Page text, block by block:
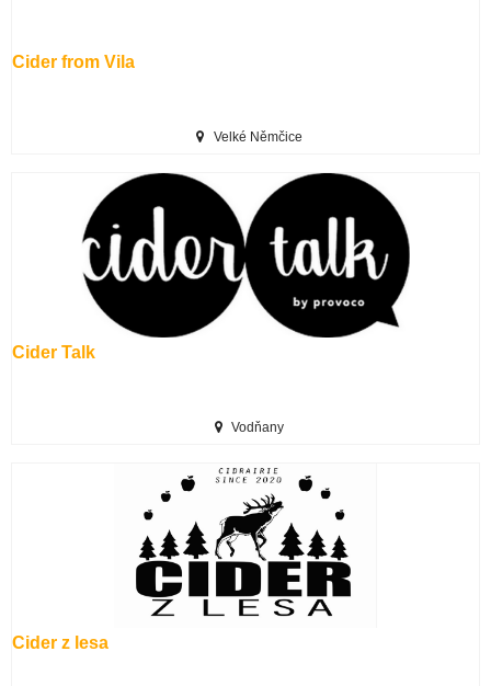
Cider from Vila
Velké Němčice
Cider Talk
Vodňany
Cider z lesa